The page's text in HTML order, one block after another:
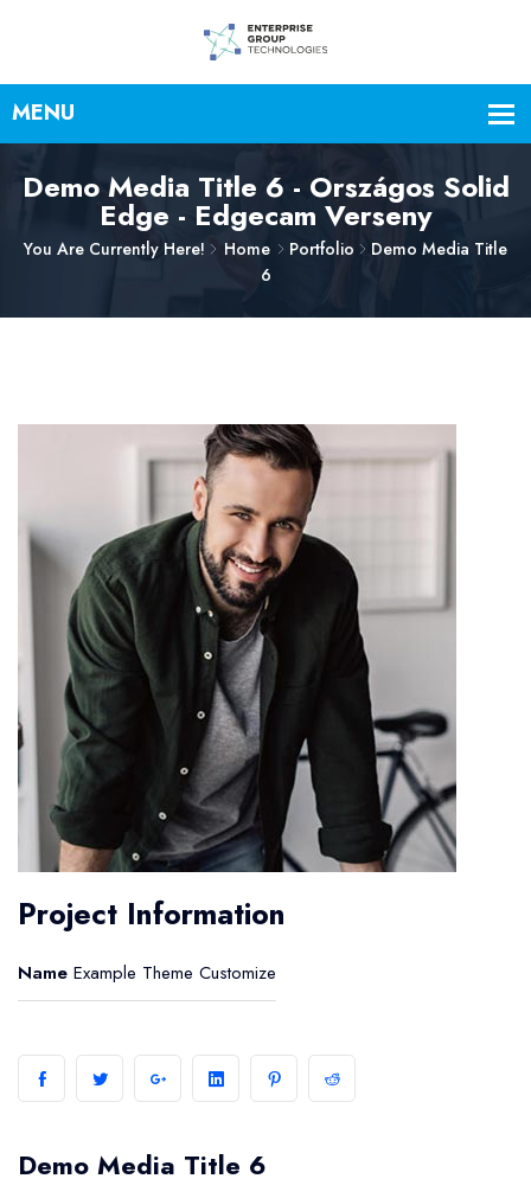
Demo Media Title 6 - Országos Solid
Edge - Edgecam Verseny
You Are Currently Here! Home Portfolio
Demo Media Title
6
Project Information
Name Example Theme Customize
Demo Media Title 6